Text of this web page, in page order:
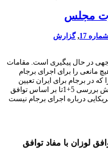
مجلس
شماره 17 ,گزارش
در حال پیگیری است. مقامات
مانعی را برای اجرای برجام
در برجام برای ایران تعیین
شده بود به پایان می رسانند برسد. اما موضوع این گزارش بررسی 5+1تا بر اساس توافق
درباره اجرای برجام نیست
لوزان با مفاد توافق